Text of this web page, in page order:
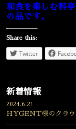
和食を楽しむ料
の品です。
Share this:
Twitter
新着情報
2024.6.21
HYGENT様のクラウ